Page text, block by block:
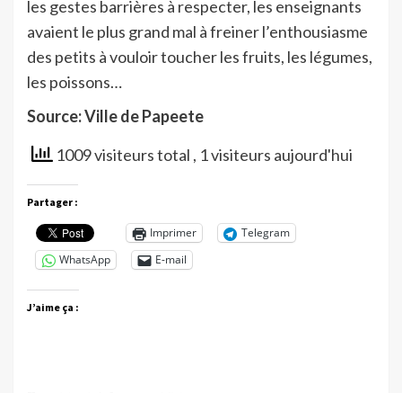
les gestes barrières à respecter, les enseignants
avaient le plus grand mal à freiner l’enthousiasme
des petits à vouloir toucher les fruits, les légumes,
les poissons…
Source: Ville de Papeete
1009 visiteurs total , 1 visiteurs aujourd'hui
Partager :
Imprimer
Telegram
WhatsApp
E-mail
J’aime ça :